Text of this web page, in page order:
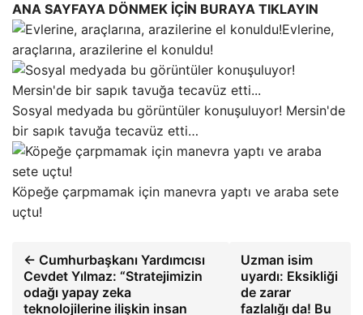
ANA SAYFAYA DÖNMEK İÇİN BURAYA TIKLAYIN
Evlerine,
araçlarına, arazilerine el konuldu!
Sosyal medyada bu görüntüler konuşuluyor! Mersin'de
bir sapık tavuğa tecavüz etti…
Köpeğe çarpmamak için manevra yaptı ve araba sete
uçtu!
← Cumhurbaşkanı Yardımcısı
Cevdet Yılmaz: “Stratejimizin
odağı yapay zeka
teknolojilerine ilişkin insan
Uzman isim
uyardı: Eksikliği
de zarar
fazlalığı da! Bu